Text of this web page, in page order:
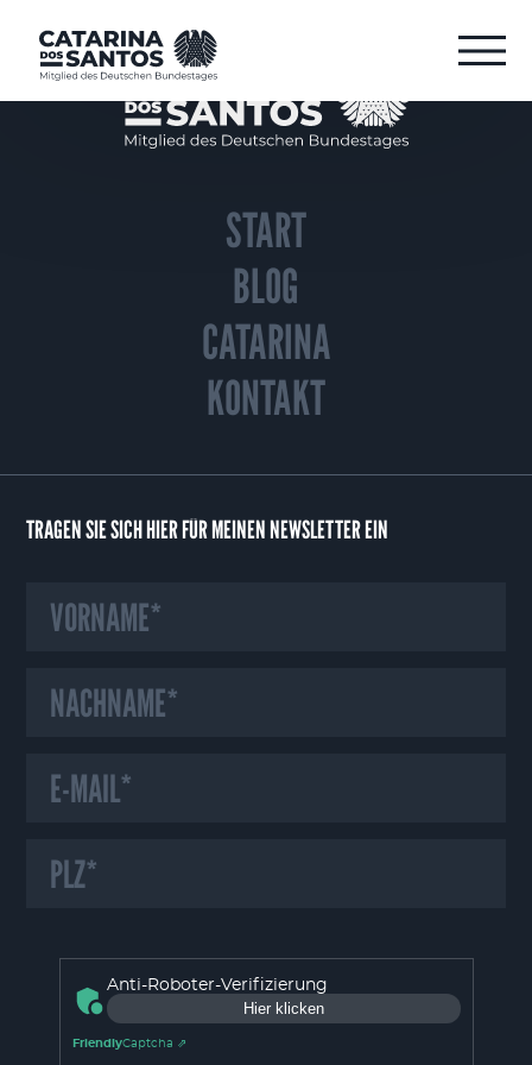
START
BLOG
CATARINA
KONTAKT
TRAGEN SIE SICH HIER FÜR MEINEN NEWSLETTER EIN
Anti-Roboter-Verifizierung
Hier klicken
FriendlyCaptcha ⇗
Wir verwenden auf unserer Webseite Cookies und ähnliche Technologien,
die für das Funktionieren der Webseite erforderlich sind. Mit Ihrer
Einwilligung verwenden wir zudem Cookies zur Nutzungsanalyse unserer
Bedienung unserer Webseite zu erkennen und schnellstmöglich